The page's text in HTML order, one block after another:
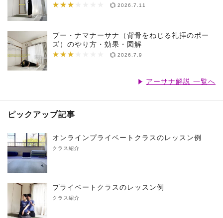
★★★
★★★★★★★ 2026.7.11
ブー・ナマナーサナ（背骨をねじる礼拝のポー
ズ）のやり方・効果・図解
★★★
★★★★★★★ 2026.7.9
アーサナ解説 一覧へ
ピックアップ記事
オンラインプライベートクラスのレッスン例
クラス紹介
プライベートクラスのレッスン例
クラス紹介